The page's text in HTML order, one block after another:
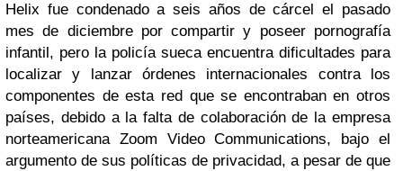
Helix fue condenado a seis años de cárcel el pasado
mes de diciembre por compartir y poseer pornografía
infantil, pero la policía sueca encuentra dificultades para
localizar y lanzar órdenes internacionales contra los
componentes de esta red que se encontraban en otros
países, debido a la falta de colaboración de la empresa
norteamericana Zoom Video Communications, bajo el
argumento de sus políticas de privacidad, a pesar de que